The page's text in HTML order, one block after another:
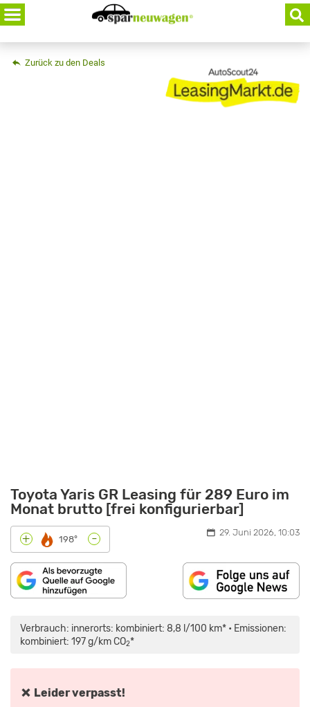
Skip
to
content
Zurück zu den Deals
Toyota Yaris GR Leasing für 289 Euro im
Monat brutto [frei konfigurierbar]
+ 198° - 29. Juni 2026, 10:03
Verbrauch: innerorts: kombiniert: 8,8 l/100 km* • Emissionen:
kombiniert: 197 g/km CO2*
❌ Leider verpasst!
YARIS
(2020):
BESSER
ALS
TCR?